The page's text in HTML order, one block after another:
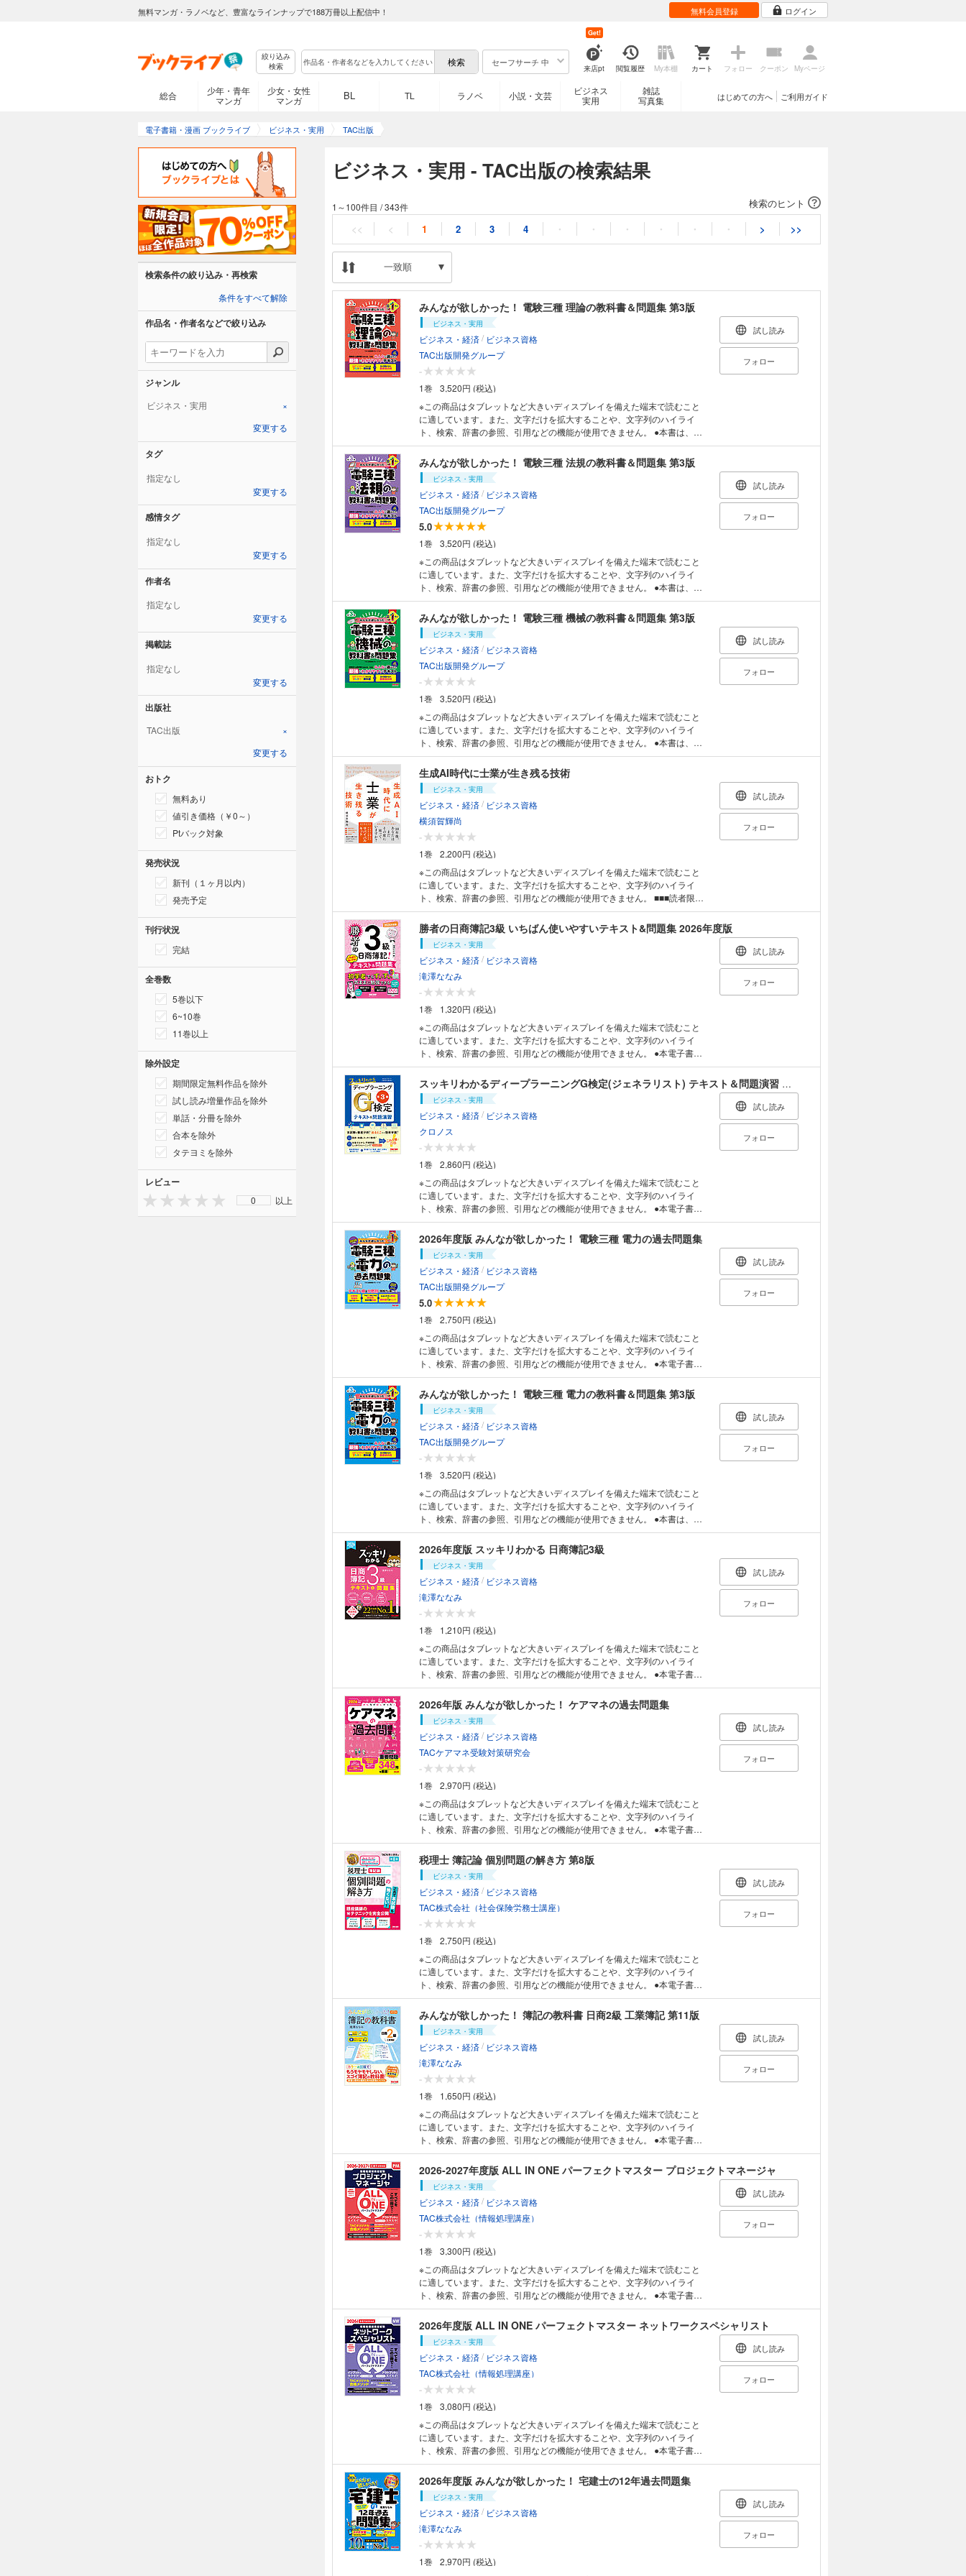
無料マンガ・ラノベなど、豊富なラインナップで188万冊以上配信中！ 無料会員登録 ログイン
絞り込み
検索
セーフサーチ 中
来店pt
Get!
閲覧履歴 My本棚 カート フォロー クーポン Myページ
総合
少年・青年
マンガ
少女・女性
マンガ
BL TL ラノベ 小説・文芸
ビジネス
実用
雑誌
写真集
ご利用ガイド
はじめての方へ
電子書籍・漫画 ブックライブ ビジネス・実用 TAC出版
ビジネス・実用 - TAC出版の検索結果
検索のヒント
1～100件目 /343件
<< < 1 2 3 4 ・ ・ ・ ・ ・ ・ > >>
一致順
みんなが欲しかった！ 電験三種 理論の教科書＆問題集 第3版
ビジネス・実用
ビジネス・経済/ ビジネス資格
TAC出版開発グループ
-
1巻
3,520円 (税込)
※この商品はタブレットなど大きいディスプレイを備えた端末で読むこと
に適しています。また、文字だけを拡大することや、文字列のハイライ
ト、検索、辞書の参照、引用などの機能が使用できません。 ●本書は、同
名の紙媒体の出版物（紙書籍版）を底本として作成しているため、内容
は、原則、紙書籍版印刷当時のものとなります。 ●ご購入前に必ず、当説
明文末尾の【電子書籍版ご購入に際しての注意事項】をご確認ください。
【これ一冊で電験三種の「理論」に合格！ 初学者・独学者のための、究極
にわかりやすい教科書＆問題集の改訂版！】 発刊以来、「こんなにわかり
やすい電験三種の書籍はなかった！」と好評の「みんなが欲しかった！電
験三種シリーズ」が改訂。 なぜ？どうやって？ といった初学者の疑問に
こたえるフルカラーのわかりやすい教科書＋教科書にリンクした奇問・難
問を排除した重要過去問題集で、これ一冊で、「理論」科目に合格でき
る！ 【本書の特徴】 ●論点をやさしい言葉でわかりやすく説明！ コンパク
トにまとまったわかりやすい記述で、初学者でもSectionを細かくわけて
いるので、スキマ時間にも学習しやすい！ ●カラーで見やすい図や板書
で、パッと見てわかる！ フルカラーで見やすい図版とこだわり抜いた板書
で、重要事項がパッと見てわかります。復習の際にも効果バツグン！ ●別
冊問題集とリンクすることで、効率的な実力養成ができる！ 教科書を学習
したあとに奇問・難問を排除し厳選した過去問題を解くことで効率的に力
が身につきます。また、教科書と問題集に分解でき、復習の際にも使いや
すい！ ◆文系出身者、初学者には『みんなが欲しかった！電験三種はじめ
の一歩』との併用がおススメです！ 【特に本書をおススメしたい方】 ●こ
しまった経験のある方 ●これまでの教科書を読んだけど、イマイチ全体像
が理解できなかった方 ●電気工事士から電験にステップアップしようと思
っている方 【第2版からの改訂点】 刊行後の本試験問題を傾向を踏まえ内
容を見直すとともに、問題集もアップデート。 とくに、CBT実施にともな
い頻出の問題を掲載するとともに、問題集の解説を充実させました。 【電
子書籍版ご購入に際しての注意事項】 ●特典がある場合の利用期限は、紙
書籍版の利用期限が適用されます。 ●構成および一部の表記について、紙
書籍版と異なる場合があります。 ●紙書籍版のような、「別冊があり、取
り外して別冊ごとに使用すること」はできません。 ●紙書籍版のような、
文章内を隠すシートの付属はありません。 ●紙書籍版とは色味が異なる可
能性があります。また、フルカラーページや網掛けページがある場合に
ず、電子書籍版のサンプルにて表示状態をご確認ください。
試し読み
フォロー
みんなが欲しかった！ 電験三種 法規の教科書＆問題集 第3版
ビジネス・実用
ビジネス・経済/ ビジネス資格
TAC出版開発グループ
5.0
1巻
3,520円 (税込)
※この商品はタブレットなど大きいディスプレイを備えた端末で読むこと
に適しています。また、文字だけを拡大することや、文字列のハイライ
ト、検索、辞書の参照、引用などの機能が使用できません。 ●本書は、同
名の紙媒体の出版物（紙書籍版）を底本として作成しているため、内容
は、原則、紙書籍版印刷当時のものとなります。 ●ご購入前に必ず、当説
明文末尾の【電子書籍版ご購入に際しての注意事項】をご確認ください。
【これ一冊で電験三種の「法規」に合格！ 初学者・独学者のための、究極
にわかりやすい教科書＆問題集の改訂版！】 発刊以来、「こんなにわかり
やすい電験三種の書籍はなかった！」と好評の「みんなが欲しかった！電
験三種シリーズ」が改訂。 なぜ？どうやって？といった初学者の疑問にこ
を排除した重要過去問題集で、これ一冊で、「法規」科目に合格できる！
【本書の特徴】 ●論点をやさしい言葉でわかりやすく説明！ コンパクトに
まとまったわかりやすい記述で、初学者でもSectionを細かくわけている
ので、スキマ時間にも学習しやすい！ ●カラーで見やすい図や板書で、パ
ッと見てわかる！ フルカラーで見やすい図版とこだわり抜いた板書で、重
要事項がパッと見てわかります。復習の際にも効果バツグン！ ●別冊問題
集とリンクすることで、効率的な実力養成ができる！ 教科書を学習したあ
とに奇問・難問を排除し厳選した過去問題を解くことで効率的に力が身に
つきます。また、教科書と問題集に分解でき、復習の際にも使いやすい！
◆文系出身者、初学者には『みんなが欲しかった！電験三種はじめの一
歩』との併用がおススメです！ 【特に本書をおススメしたい方】 ●これか
った経験のある方 ●これまでの教科書を読んだけど、イマイチ全体像が理
解できなかった方 ●電気工事士から電験にステップアップしようと思って
いる方 【第2版からの改訂点】 刊行後の法改正と本試験問題の傾向を踏ま
え内容を見直し、問題集もアップデート。 とくに、CBT実施にともない頻
出の問題を掲載するとともに、問題集の解説を充実させました。 【電子書
籍版ご購入に際しての注意事項】 ●特典がある場合の利用期限は、紙書籍
版の利用期限が適用されます。 ●構成および一部の表記について、紙書籍
版と異なる場合があります。 ●紙書籍版のような、「別冊があり、取り外
して別冊ごとに使用すること」はできません。 ●紙書籍版のような、文章
内を隠すシートの付属はありません。 ●紙書籍版とは色味が異なる可能性
があります。また、フルカラーページや網掛けページがある場合には、モ
書籍版のサンプルにて表示状態をご確認ください。
試し読み
フォロー
みんなが欲しかった！ 電験三種 機械の教科書＆問題集 第3版
ビジネス・実用
ビジネス・経済/ ビジネス資格
TAC出版開発グループ
-
1巻
3,520円 (税込)
※この商品はタブレットなど大きいディスプレイを備えた端末で読むこと
に適しています。また、文字だけを拡大することや、文字列のハイライ
ト、検索、辞書の参照、引用などの機能が使用できません。 ●本書は、同
名の紙媒体の出版物（紙書籍版）を底本として作成しているため、内容
は、原則、紙書籍版印刷当時のものとなります。 ●ご購入前に必ず、当説
明文末尾の【電子書籍版ご購入に際しての注意事項】をご確認ください。
【これ一冊で電験三種の「機械」に合格！ 初学者・独学者のための、究極
にわかりやすい教科書＆問題集の改訂版！】 発刊以来、「こんなにわかり
やすい電験三種の書籍はなかった！」と好評の「みんなが欲しかった！電
験三種シリーズ」が改訂。 なぜ？どうやって？といった初学者の疑問にこ
を排除した重要過去問題集で、これ一冊で、「機械」科目に合格できる！
【本書の特徴】 ●論点をやさしい言葉でわかりやすく説明！ コンパクトに
まとまったわかりやすい記述で、初学者でもSectionを細かくわけている
ので、スキマ時間にも学習しやすい！ ●カラーで見やすい図や板書で、パ
ッと見てわかる！ フルカラーで見やすい図版とこだわり抜いた板書で、重
要事項がパッと見てわかります。復習の際にも効果バツグン！ ●別冊問題
集とリンクすることで、効率的な実力養成ができる！ 教科書を学習したあ
とに奇問・難問を排除し厳選した過去問題を解くことで効率的に力が身に
つきます！ ◆文系出身者、初学者には『みんなが欲しかった！電験三種は
じめの一歩』との併用がおススメです！ 【特に本書をおススメしたい方】
●これから電験の勉強を始めようと思っている方 ●文系出身で、一度挫折
体像が理解できなかった方 ●電気工事士から電験にステップアップしよう
と思っている方 【第2版からの改訂点】 刊行後の本試験問題を傾向を踏ま
え内容を見直すとともに、問題集もアップデート。 とくに、CBT実施にと
もない頻出の問題を掲載するとともに、問題集の解説を充実させました。
【電子書籍版ご購入に際しての注意事項】 ●特典がある場合の利用期限
は、紙書籍版の利用期限が適用されます。 ●構成および一部の表記につい
て、紙書籍版と異なる場合があります。 ●紙書籍版のような、「別冊があ
り、取り外して別冊ごとに使用すること」はできません。 ●紙書籍版のよ
うな、文章内を隠すシートの付属はありません。 ●紙書籍版とは色味が異
なる可能性があります。また、フルカラーページや網掛けページがある場
合には、モノクロ端末では見づらくなる可能性があります。ご購入前に、
試し読み
フォロー
生成AI時代に士業が生き残る技術
ビジネス・実用
ビジネス・経済/ ビジネス資格
横須賀輝尚
-
1巻
2,200円 (税込)
※この商品はタブレットなど大きいディスプレイを備えた端末で読むこと
に適しています。また、文字だけを拡大することや、文字列のハイライ
ト、検索、辞書の参照、引用などの機能が使用できません。 ■■■読者限定
特典 サバイバルキット■■■ ☆①生成AI時代の士業サバイバル診断 ☆②士
業の業務サバイバル判定 ☆③課題発見解決アシスト ☆④壁打ちブレスト
参謀 ☆⑤知りたいに即答FAQ 「AIに仕事を奪われない士業になるには？」
「どうすれば収入を得続けられるのか？」 「生き残るためにどんな準備を
すればいいのか？」 オリジナルのカスタムAIで 疑問や悩みを整理！ 1冊で
士業の未来の“最適解”が見えてくる！ 10年後、あなたはまだその席に座っ
ていますか？ 選ばれる側になるための「セオリー」と「スキル」 資格は
まう 士業の仕事はある日突然なくなるのではありません。 気がつけば、
静かにAIに奪われてしまうのです。 顧問先とのやり取り、書類作成、調査
業務……、 あなたがこなす仕事の多くは、すでに生成AIで代替できるよう
になりました。 そんななかで、誰でもできる付加価値のない仕事を続けて
いれば、この先消えていくだけです。 問題はその状況でも「まだ大丈夫」
と思っていることです。 では、生き残る士業は何が違うのでしょうか？
いまや「生成AIを使える」のはレベル０、「士業×生成AIの専門家」でレ
ベル１、これからは「士業×生成AIの専門家×α（お客様の幸福最大化）」
が、生き残るための最低ラインです。 そのうえで、いま問うべきは「あな
たは何者で」「何をやりたいのか」 士業専門の経営コンサルタント、起業
家、特定行政書士として生成AI研究に振り切ってきた横須賀輝尚さんが、
では、士業としての思考・戦略・生き方のセオリーを問い、後半ではいま
すぐ使えて、手を動かせるスキルを落とし込みました。 セオリーとスキル
の両輪で、士業の仕事を再構築します。 【本書で明らかになること】 ・
生成AI時代に選ばれる士業の思考と戦略 ・資格に頼らず、新しい商品をつ
くる方法 ・問いを立て、それを疑う高い視座の育み方 ・勝てるビジネス
モデルの概要 ・信頼、熱量で差をつける人間力、人間関係をどうつくる
か？ ・業務効率化、今日の商談で使えるプロンプト ・情報発信最大化、
明日の提案を変える発信術 ・アイデア創出、お客様の心が動く一手 ・超
速術、生成AIと協働する仕事の「型」 【目次】 第1章 生成AIで士業は本当
になくなるのか？ 第2章 士業・コンサルタントに起きている非情な現実と
対策 第3章 士業が消えない技術の本質 第4章 これからの士業サバイバルガ
イド 第5章 かしこい士業の生成AI活用セオリー＆スキル 第6章 生成AI時代
の生き方術―僕たち士業はどう生きるか？ 第7章 生き残るための生成AI、
AIエージェント仕事術 【電子書籍版ご購入に際しての注意事項】 ●本電子
書籍は、固定レイアウト型（フィックス型）で作成されております。その
ため、文字検索、辞書引き、ノート（メモ）、ハイライト（マーカー）等
の機能が利用できません。 ●本書は、同名の紙媒体の出版物（紙書籍版）
を底本として作成しているため、内容は、原則、紙書籍版印刷当時のもの
となります。 ●特典がある場合の利用期限は、紙書籍版の利用期限が適用
されます。 ●構成および一部の表記について、紙書籍版と異なる場合があ
ります。 ●紙書籍版とは色味が異なる可能性があります。また、フルカラ
ーページや網掛けページがある場合には、モノクロ端末では見づらくなる
可能性があります。ご購入前に、必ず、電子書籍版のサンプルにて表示状
試し読み
フォロー
勝者の日商簿記3級 いちばん使いやすいテキスト&問題集 2026年度版
ビジネス・実用
ビジネス・経済/ ビジネス資格
滝澤ななみ
-
1巻
1,320円 (税込)
※この商品はタブレットなど大きいディスプレイを備えた端末で読むこと
に適しています。また、文字だけを拡大することや、文字列のハイライ
ト、検索、辞書の参照、引用などの機能が使用できません。 ●本電子書籍
は、固定レイアウト型（フィックス型）で作成されております。そのた
め、文字検索、辞書引き、ノート（メモ）、ハイライト（マーカー）等の
機能が利用できません。 ●本書は、同名の紙媒体の出版物（紙書籍版）を
底本として作成しているため、内容は、原則、紙書籍版印刷当時のものと
なります。 ●ご購入前に必ず、当説明文末尾の【電子書籍版ご購入に際し
ての注意事項】をご確認ください。 問題集もPC学習に対応！ネット試験
対策をさらに強化した必携の一冊！ 本書は、「初学者でもすいすい気まま
らに仕訳アプリを利用してはじめて学ぶ方が途中で挫折することなく、最
後まで学習できるよう工夫が満載です。 さらに、問題集、模擬試験もパソ
コンで学習できるため、ネット試験対策にも最適です。 【本書の特長】
【特長1】フルカラーで読みやすいテキスト＋ネット試験対応問題集一体
型 テキスト部分はフルカラーで学びやすく、学んだ内容は問題を解いてす
ぐ確認できます。 しかも、問題集はネット試験対応で、PCを利用して問
題演習ができます。簿記の勉強は反復継続が大切ですが、 この本１冊で合
格レベルの知識が確実にマスターできます。 【特長2】様々な取引や処理
をイメージ化 文章だけでは理解できない会社の取引も、イラストでイメー
ジ化することで直感的に理解できます。 取引をイメージ化することで、学
んだ内容が記憶される手助けとなり、飽きることなく最後まで学習できま
す。 【特長3】勘定科目キャラで楽々暗記 はじめて簿記を学ぶ方にとっ
て、機械的な暗記が必要な「勘定科目」。そんな勘定科目の特性を キャラ
クター化しました。 【特長4】全17テーマを７ステージで攻略。攻略する
達成感が味わえる作り 学習が楽しくなる秘訣は「達成感」。単にテキスト
を読み進めても楽しくありません。 本書は全17テーマを７ステージに分
けて、学習が進むことで達成感を味わえるようなテキストになっていま
す。 【特長5】まとめの有効活用で効率的な復習 そのテーマで学んだ内容
（主に仕訳）を見開きページにまとめています。 色使いも鮮やかに、必要
な箇所が自然に目に入ってくるようになっているので、スキマ時間に見返
すことで体系的な理解の手助けをします。 【特長6】本試験と同じレベ
ル、同じ形式の模擬試験を収載 本試験と同じ形式の総合問題を収載してい
ます。本番を意識して問題に挑戦すれば、あなたの実力が判明することで
３回実施される会場で行うペーパー試験（統一試験）だけではなく、パソ
コンで受験するネット試験対策にも 付属している模擬試験プログラム付き
でバッチリ対応しています。 さらに、問題集もパソコンで解けるので、パ
ソコン入力に自信がない方の練習教材としても最適です。 【特長8】仕訳
アプリでスキマ時間に学習しましょう 「仕訳で始まり、仕訳で終わる」と
言われるほど、簿記にとって仕訳は大切なものです。 本試験でも仕訳さえ
できれば合格点が取れるほど重要な位置づけです。 その仕訳をスキマ時間
で確認できるようにWebアプリ化しました。 【電子書籍版ご購入に際して
の注意事項】 ●特典がある場合の利用期限は、紙書籍版の利用期限が適用
されます。 ●構成および一部の表記について、紙書籍版と異なる場合があ
ります。 ●紙書籍版のような、「別冊があり、取り外して別冊ごとに使用
す。また、フルカラーページや網掛けページがある場合には、モノクロ端
末では見づらくなる可能性があります。ご購入前に、必ず、電子書籍版の
サンプルにて表示状態をご確認ください。
試し読み
フォロー
スッキリわかるディープラーニングG検定(ジェネラリスト) テキスト＆問題演習 第3版
ビジネス・実用
ビジネス・経済/ ビジネス資格
クロノス
-
1巻
2,860円 (税込)
※この商品はタブレットなど大きいディスプレイを備えた端末で読むこと
に適しています。また、文字だけを拡大することや、文字列のハイライ
ト、検索、辞書の参照、引用などの機能が使用できません。 ●本電子書籍
は、固定レイアウト型（フィックス型）で作成されております。そのた
め、文字検索、辞書引き、ノート（メモ）、ハイライト（マーカー）等の
機能が利用できません。 ●本書は、同名の紙媒体の出版物（紙書籍版）を
底本として作成しているため、内容は、原則、紙書籍版印刷当時のものと
なります。 ●ご購入前に必ず、当説明文末尾の【電子書籍版ご購入に際し
ての注意事項】をご確認ください。 「ディープラーニングG検定」の新シ
ラバス「シラバス2024」に準拠した改訂第3版。 合格のために、試験に出
る知識を効率よく習得し、出題実績の高いテーマの問題演習もできるオー
ルインワンのテキスト&問題集です。 出題傾向分析にもとづき、知識と問
題を大幅に刷新した最新版です。 ディープラーニング「G検定」は、専門
家ではない一般のビジネスパーソンや学生を対象としており、回を重ねる
ほどに受験者が著しく増加している注目の検定試験です。 本書は、過去に
実施された本試験を徹底的に分析し、「出るところだけ」をわかりやすい
テキストとしてまとめました。また、アウトプット演習として、過去問分
析にもとづく予想問題を作成。 本試験1回分を超える数の問題を解説付き
で収録しています。1冊でインプット&アウトプット学習を効率よくできる
おすすめの対策本です。 【本書の特長】 ■ディープラーニングG検定の最
新シラバスに基づいた章構成で体系的に、また、「出るところだけ」を効
率的に学習できます! ■各章(節)の導入部に、分野・テーマごとに最重要な
の章(節)の知識のまとめを付けました。 ■テキスト部分は、説明を「出る
ところだけ」に絞りました。また、図表を豊富に掲載し、知識をわかりや
すく習得できます。 ■問題演習は、出題実績の高いテーマを厳選。また、
本試験を超える問題数を収録し、この一冊だけで十分なアウトプット学習
ができるようにしました。 【主な改訂内容】 ・「シラバス2024」準拠と
し、新シラバス適用後の出題傾向も書籍に反映させました。 ・各章(節)に
新たに「まとめ」を設け、出題のポイントを更に際立たせました。 ・新た
に第12章として「数理・統計」を詳説しました。 【電子書籍版ご購入に
際しての注意事項】 ●特典がある場合の利用期限は、紙書籍版の利用期限
が適用されます。 ●構成および一部の表記について、紙書籍版と異なる場
合があります。 ●紙書籍版とは色味が異なる可能性があります。また、フ
くなる可能性があります。ご購入前に、必ず、電子書籍版のサンプルにて
表示状態をご確認ください。
試し読み
フォロー
2026年度版 みんなが欲しかった！ 電験三種 電力の過去問題集
ビジネス・実用
ビジネス・経済/ ビジネス資格
TAC出版開発グループ
5.0
1巻
2,750円 (税込)
※この商品はタブレットなど大きいディスプレイを備えた端末で読むこと
に適しています。また、文字だけを拡大することや、文字列のハイライ
ト、検索、辞書の参照、引用などの機能が使用できません。 ●本電子書籍
は、固定レイアウト型（フィックス型）で作成されております。そのた
め、文字検索、辞書引き、ノート（メモ）、ハイライト（マーカー）等の
機能が利用できません。 ●本書は、同名の紙媒体の出版物（紙書籍版）を
底本として作成しているため、内容は、原則、紙書籍版印刷当時のものと
なります。 ●ご購入前に必ず、当説明文末尾の【電子書籍版ご購入に際し
ての注意事項】をご確認ください。 【テキストを読んでも試験問題が解け
ない人、苦手科目がある人にピッタリの1冊！】 刊行以来「こんなにわか
電験三種シリーズ」から科目別過去問題集が登場！ 好評の『教科書＆問題
集』を学習し、『10年過去問題集』で演習を行う前の学習に最適。 テキ
ストに沿った論点別＆見開きで掲載された過去問で実践力が身につきま
す。 特に、苦手科目がある人や、科目合格者がさまざまなパターンの過去
問の演習に取り組むことに よって弱点克服ができる一冊です。 電験三種
が年2回試験が実施されるようになり、過去に出題された問題と類似した
問題の出題が 増えています。そのため、これまで以上に過去問の学習が重
要になっています。 ぜひ、本書で合格できる実力を身につけてください！
【本書の特徴】 ●問題と解答解説を見開きで掲載して、すぐに確認でき
る！ ●年度版だから出題傾向もバッチリ！ ●くわしい解説で、問題の解き
方がわかる！ 【特に本書をおススメしたい方】 ●初学者で試験問題を解く
う方 ●文系出身で、一度挫折してしまった経験のある方 ●科目合格者で特
定の科目に苦手意識がある方 【電子書籍版ご購入に際しての注意事項】 ●
特典がある場合の利用期限は、紙書籍版の利用期限が適用されます。 ●構
成および一部の表記について、紙書籍版と異なる場合があります。 ●紙書
籍版のような、文章内を隠すシートの付属はありません。 ●紙書籍版とは
色味が異なる可能性があります。また、フルカラーページや網掛けページ
がある場合には、モノクロ端末では見づらくなる可能性があります。ご購
入前に、必ず、電子書籍版のサンプルにて表示状態をご確認ください。
試し読み
フォロー
みんなが欲しかった！ 電験三種 電力の教科書＆問題集 第3版
ビジネス・実用
ビジネス・経済/ ビジネス資格
TAC出版開発グループ
-
1巻
3,520円 (税込)
※この商品はタブレットなど大きいディスプレイを備えた端末で読むこと
に適しています。また、文字だけを拡大することや、文字列のハイライ
ト、検索、辞書の参照、引用などの機能が使用できません。 ●本書は、同
名の紙媒体の出版物（紙書籍版）を底本として作成しているため、内容
は、原則、紙書籍版印刷当時のものとなります。 ●ご購入前に必ず、当説
明文末尾の【電子書籍版ご購入に際しての注意事項】をご確認ください。
【これ一冊で電験三種の「電力」に合格！ 初学者・独学者のための、究極
にわかりやすい教科書＆問題集の改訂版！】 発刊以来、「こんなにわかり
やすい電験三種の書籍はなかった！」と好評の「みんなが欲しかった！電
験三種シリーズ」が改訂。 なぜ？どうやって？といった初学者の疑問にこ
を排除した重要過去問題集で、これ一冊で、「電力」科目に合格できる！
【本書の特徴】 ●論点をやさしい言葉でわかりやすく説明！ コンパクトに
まとまったわかりやすい記述で、初学者でもSectionを細かくわけている
ので、スキマ時間にも学習しやすい！ ●カラーで見やすい図や板書で、パ
ッと見てわかる！ フルカラーで見やすい図版とこだわり抜いた板書で、重
要事項がパッと見てわかります。復習の際にも効果バツグン！ ●別冊問題
集とリンクすることで、効率的な実力養成ができる！ 教科書を学習したあ
とに奇問・難問を排除し厳選した過去問題を解くことで効率的に力が身に
つきます。 ◆文系出身者、初学者には『みんなが欲しかった！電験三種は
じめの一歩』との併用がおススメです！ 【特に本書をおススメしたい方】
●これから電験の勉強を始めようと思っている方 ●文系出身で、一度挫折
体像が理解できなかった方 ●電気工事士から電験にステップアップしよう
と思っている方 【第2版からの改訂点】 刊行後の本試験問題を傾向を踏ま
え内容を見直すとともに、問題集もアップデート。 とくに、CBT実施にと
もない頻出の問題を掲載するとともに、問題集の解説を充実させました。
【電子書籍版ご購入に際しての注意事項】 ●特典がある場合の利用期限
は、紙書籍版の利用期限が適用されます。 ●構成および一部の表記につい
て、紙書籍版と異なる場合があります。 ●紙書籍版のような、「別冊があ
り、取り外して別冊ごとに使用すること」はできません。 ●紙書籍版のよ
うな、文章内を隠すシートの付属はありません。 ●紙書籍版とは色味が異
なる可能性があります。また、フルカラーページや網掛けページがある場
合には、モノクロ端末では見づらくなる可能性があります。ご購入前に、
試し読み
フォロー
2026年度版 スッキリわかる 日商簿記3級
ビジネス・実用
ビジネス・経済/ ビジネス資格
滝澤ななみ
-
1巻
1,210円 (税込)
※この商品はタブレットなど大きいディスプレイを備えた端末で読むこと
に適しています。また、文字だけを拡大することや、文字列のハイライ
ト、検索、辞書の参照、引用などの機能が使用できません。 ●本電子書籍
は、固定レイアウト型（フィックス型）で作成されております。そのた
め、文字検索、辞書引き、ノート（メモ）、ハイライト（マーカー）等の
機能が利用できません。 ●本書は、同名の紙媒体の出版物（紙書籍版）を
底本として作成しているため、内容は、原則、紙書籍版印刷当時のものと
なります。 ●ご購入前に必ず、当説明文末尾の【電子書籍版ご購入に際し
ての注意事項】をご確認ください。 書店＆Amazonの売上ダブルNo.1！！
スッキリわかる日商簿記シリーズがフルカラーになってパワーアップ！！
トーリーがあるからイメージしやすい「テキスト＆問題集」です！ これな
ら日商簿記3級が「スッキリ」わかります！ わかりやすさ・読みやすさに
徹底的にこだわった、大人気シリーズ 「スッキリわかる日商簿記」の3級
対策です。 かわいいネコキャラ「ゴエモン」が簿記の世界をわかりやすく
案内してくれます。 人生を変えるかもしれないこの1冊です！ 【特長１】
簡潔でわかりやすい説明＆イラスト・図表が豊富でサクサク読める！ やさ
しい、一般的な言葉を使って、わかりやすく簡潔に説明しています。 また
ストーリーがあるのでイメージしやすく、読み物のようにスラスラ読みな
がら、全体像が把握できます！ 【特長２】テキスト＋問題集一体型 テキ
スト編を読んだ後は、すぐに問題にチャレンジ！ 「覚えたらすぐ解く」
ことで、実力アップにつながりやすくなります。 【特長３】模擬試験「チ
付属（1回分）。 書籍から取り外して、本番そっくりのサイズで試験を解
くことができます。 解き方講義動画も付属しているので、つまづきやすい
問題の解説や本試験を解くコツも動画で確認できます！ 【特長４】特典も
盛りだくさん！ 本書読者特典は以下の通り。特典もフル活用して合格を勝
ち取りましょう！ ◆模擬試験プログラム：ネット試験１回分がWebアプリ
で体験できます！ ◆仕訳Webアプリ「受かる！仕訳猛特訓」：スマホなど
で簡単に仕訳問題の演習ができます。 ◆フォロー動画：「日商簿記３級ス
タートアップ動画」「合格するための勉強法紹介」「ワンポイントWeb解
説」 「模擬試験の解き方講義動画」など、勉強のはじめから合格まで動画
でもサポートしています！ テキスト編の最後には、「勘定記入の解き方・
考え方」「勘定科目一覧表」をご用意。つまずきやすいポイントも、これ
験傾向に合わせ、下記論点につき加筆修正 ・勘定記入問題 ・チェックテ
スト（第1問） 【電子書籍版ご購入に際しての注意事項】 ●特典がある場
合の利用期限は、紙書籍版の利用期限が適用されます。 ●構成および一部
の表記について、紙書籍版と異なる場合があります。 ●紙書籍版のよう
な、「別冊があり、取り外して別冊ごとに使用すること」および「別冊の
綴じ針を外し、広げて使用すること」はできません。 ●紙書籍版とは色味
が異なる可能性があります。また、フルカラーページや網掛けページがあ
る場合には、モノクロ端末では見づらくなる可能性があります。ご購入前
に、必ず、電子書籍版のサンプルにて表示状態をご確認ください。
試し読み
フォロー
2026年版 みんなが欲しかった！ ケアマネの過去問題集
ビジネス・実用
ビジネス・経済/ ビジネス資格
TACケアマネ受験対策研究会
-
1巻
2,970円 (税込)
※この商品はタブレットなど大きいディスプレイを備えた端末で読むこと
に適しています。また、文字だけを拡大することや、文字列のハイライ
ト、検索、辞書の参照、引用などの機能が使用できません。 ●本電子書籍
は、固定レイアウト型（フィックス型）で作成されております。そのた
め、文字検索、辞書引き、ノート（メモ）、ハイライト（マーカー）等の
機能が利用できません。 ●本書は、同名の紙媒体の出版物（紙書籍版）を
底本として作成しているため、内容は、原則、紙書籍版印刷当時のものと
なります。 ●ご購入前に必ず、当説明文末尾の【電子書籍版ご購入に際し
ての注意事項】をご確認ください。 ケアマネ受験生必携の一冊！ ・介護
保険法改正にしっかり対応！過去問をそのまま解いても、内容が古いもの
を反映し、改題した問題を掲載しています。 ・過去問を項目順に掲載！
各年の問題を順番に解いていっても、内容の理解は深まりません。 本書
は、姉妹書『みんなが欲しかった！ ケアマネの教科書』の構成に完全準
拠した掲載順で、 出題項目の把握と理解に役立ちます。 ・インプットも
できる問題集！ 重要項目や頻出事項等を「ポイントチェック」として随
所に配置。 理解力を深められる問題集です。 【電子書籍版ご購入に際し
ての注意事項】 ●特典がある場合の利用期限は、紙書籍版の利用期限が適
用されます。 ●構成および一部の表記について、紙書籍版と異なる場合が
あります。 ●紙書籍版のような、赤シートにて、文章内の特定の文字を隠
す機能はありません。また、赤シートの付属はありません。 ●紙書籍版と
は色味が異なる可能性があります。また、フルカラーページや網掛けペー
購入前に、必ず、電子書籍版のサンプルにて表示状態をご確認ください。
試し読み
フォロー
税理士 簿記論 個別問題の解き方 第8版
ビジネス・実用
ビジネス・経済/ ビジネス資格
TAC株式会社（社会保険労務士講座）
-
1巻
2,750円 (税込)
※この商品はタブレットなど大きいディスプレイを備えた端末で読むこと
に適しています。また、文字だけを拡大することや、文字列のハイライ
ト、検索、辞書の参照、引用などの機能が使用できません。 ●本電子書籍
は、固定レイアウト型（フィックス型）で作成されております。そのた
め、文字検索、辞書引き、ノート（メモ）、ハイライト（マーカー）等の
機能が利用できません。 ●本書は、同名の紙媒体の出版物（紙書籍版）を
底本として作成しているため、内容は、原則、紙書籍版印刷当時のものと
なります。 ●ご購入前に必ず、当説明文末尾の【電子書籍版ご購入に際し
ての注意事項】をご確認ください。 税理士試験簿記論の現役講師が、どの
ように個別問題を解いているのかを、 思考過程、解答手順までも詳細に解
記論の個別問題の解き方がマスターできます。 税理士試験に出題される可
能性のある論点について、 それぞれの論点の問題について具体的な解答方
法が学べるようになっています。 現役講師は、問題文のどの箇所に注意
し、どのような書込みを行っているのか。 そして、どのような思考過程・
解答手順で解答しているのかを、具体的、かつ、詳細に解説しています。
「税理士 簿記論 総合問題の解き方」と併用していただくことで、 税理
士簿記論の試験対策は万全です。 【改訂内容】 ＊最新の企業会計基準等
の改正に対応 ＊問題90～97に新規問題を追加 ＊試験傾向等にあわせた内
容（解説等）の一部修正 【電子書籍版ご購入に際しての注意事項】 ●特典
がある場合の利用期限は、紙書籍版の利用期限が適用されます。 ●構成お
よび一部の表記について、紙書籍版と異なる場合があります。 ●紙書籍版
せん。 ●紙書籍版とは色味が異なる可能性があります。また、フルカラー
ページや網掛けページがある場合には、モノクロ端末では見づらくなる可
能性があります。ご購入前に、必ず、電子書籍版のサンプルにて表示状態
をご確認ください。
試し読み
フォロー
みんなが欲しかった！ 簿記の教科書 日商2級 工業簿記 第11版
ビジネス・実用
ビジネス・経済/ ビジネス資格
滝澤ななみ
-
1巻
1,650円 (税込)
※この商品はタブレットなど大きいディスプレイを備えた端末で読むこと
に適しています。また、文字だけを拡大することや、文字列のハイライ
ト、検索、辞書の参照、引用などの機能が使用できません。 ●本電子書籍
は、固定レイアウト型（フィックス型）で作成されております。そのた
め、文字検索、辞書引き、ノート（メモ）、ハイライト（マーカー）等の
機能が利用できません。 ●本書は、同名の紙媒体の出版物（紙書籍版）を
底本として作成しているため、内容は、原則、紙書籍版印刷当時のものと
なります。 ●ご購入前に必ず、当説明文末尾の【電子書籍版ご購入に際し
ての注意事項】をご確認ください。 もうモヤモヤしない！簿記のTACが贈
る、日商簿記2級（工業簿記）試験対策用のシリーズが、4色フルカラーで
に対応して改訂しております。 本書の特長は５つ！ ・「なぜ？」「どう
して？」を解消できる、わかりやすい説明！ ・カラーの図解で、覚えるべ
きポイントが一目瞭然！ ・モヤモヤしがちなポイントは、実例をあげて解
説しているので、イメージしながら理解できる！ ・基本問題も満載で、知
識の定着もばっちりＯＫ！ ・覚えなくては始まらない、復習に便利な仕訳
集も別冊形式で収載！ 今までありそうで、実はなかった、パワーアップし
た簿記のシリーズをぜひともご堪能ください。 また読者特典として、以下
の2つのコンテンツをご用意いたしました。 ①模擬試験プログラム ネット
試験を受験される方に、ネット試験を体験できるように、1回分のプログ
ラムを用意しています。 ②受かる！仕訳猛特訓 新試験形式になり、本試
験における仕訳の重要度が高まっており、スキマ時間を使って、仕訳を効
向に合わせ、下記論点につき加筆修正 ・製造間接費配賦差異の分析（個別
原価計算） 【電子書籍版ご購入に際しての注意事項】 ●特典がある場合の
利用期限は、紙書籍版の利用期限が適用されます。 ●構成および一部の表
記について、紙書籍版と異なる場合があります。 ●紙書籍版のような、
「別冊があり、取り外して別冊ごとに使用すること」および「別冊の綴じ
針を外し、広げて使用すること」はできません。 ●紙書籍版とは色味が異
なる可能性があります。また、フルカラーページや網掛けページがある場
合には、モノクロ端末では見づらくなる可能性があります。ご購入前に、
必ず、電子書籍版のサンプルにて表示状態をご確認ください。
試し読み
フォロー
2026-2027年度版 ALL IN ONE パーフェクトマスター プロジェクトマネージャ
ビジネス・実用
ビジネス・経済/ ビジネス資格
TAC株式会社（情報処理講座）
-
1巻
3,300円 (税込)
※この商品はタブレットなど大きいディスプレイを備えた端末で読むこと
に適しています。また、文字だけを拡大することや、文字列のハイライ
ト、検索、辞書の参照、引用などの機能が使用できません。 ●本電子書籍
は、固定レイアウト型（フィックス型）で作成されております。そのた
め、文字検索、辞書引き、ノート（メモ）、ハイライト（マーカー）等の
機能が利用できません。 ●本書は、同名の紙媒体の出版物（紙書籍版）を
底本として作成しているため、内容は、原則、紙書籍版印刷当時のものと
なります。 ●ご購入前に必ず、当説明文末尾の【電子書籍版ご購入に際し
ての注意事項】をご確認ください。 2026年度から実施予定のCBT方式の
試験に対応！ 本書は、プロジェクトマネージャ試験で実施される「科目
Ⅱ）試験」の3つの試験すべての対策ができるオールインワンのテキスト
＆問題集です。 特に、「長文問題の読み取り方（科目B-1対策）」と「情
報処理試験特有の論述法（科目B-2対策）」という汎用性のある解法に特
色を持たせた自信の一冊です。 プロジェクトマネージャ試験に合格するた
めには、 ①科目A-2試験―キーワードについての四肢択一式問題 ②科目B-
1試験―長大な問題文と図表を読み解き、設問の要求に沿った解答を記述
する記述式問題 ③科目B-2試験―問題文の例示も参考にして、設問の要求
に沿った論文を作成する論述式問題 の3つ（※）の異なる試験を突破しな
ければなりません。 本書では、 ①科目A-2対策―出題頻度の高いキーワー
ド、キーフレーズについて、意味内容を効率よく習得できるよう解説＋再
出題実績の高い過去問演習 ②科目B-1対策―いかなる問題が出ても通用す
は、Hop→Step→Jumpの3段階を踏みながら、短時間で設問が求める“正
試し読み
フォロー
2026年度版 ALL IN ONE パーフェクトマスター ネットワークスペシャリスト
ビジネス・実用
ビジネス・経済/ ビジネス資格
TAC株式会社（情報処理講座）
-
1巻
3,080円 (税込)
※この商品はタブレットなど大きいディスプレイを備えた端末で読むこと
に適しています。また、文字だけを拡大することや、文字列のハイライ
ト、検索、辞書の参照、引用などの機能が使用できません。 ●本電子書籍
は、固定レイアウト型（フィックス型）で作成されております。そのた
め、文字検索、辞書引き、ノート（メモ）、ハイライト（マーカー）等の
機能が利用できません。 ●本書は、同名の紙媒体の出版物（紙書籍版）を
底本として作成しているため、内容は、原則、紙書籍版印刷当時のものと
なります。 ●ご購入前に必ず、当説明文末尾の【電子書籍版ご購入に際し
ての注意事項】をご確認ください。 本書は、ネットワークスペシャリスト
試験で実施される「午前Ⅱ試験」「午後Ⅰ試験」「午後Ⅱ試験」の 3つの
です。 ネットワークスペシャリスト試験に合格するためには、 ①午前Ⅱ
試し読み
フォロー
2026年度版 みんなが欲しかった！ 宅建士の12年過去問題集
ビジネス・実用
ビジネス・経済/ ビジネス資格
滝澤ななみ
-
1巻
2,970円 (税込)
試し読み
フォロー
検索条件の絞り込み・再検索
条件をすべて解除
作品名・作者名などで絞り込み
ジャンル
ビジネス・実用 ×
変更する
タグ
指定なし
変更する
感情タグ
指定なし
変更する
作者名
指定なし
変更する
掲載誌
指定なし
変更する
出版社
TAC出版 ×
変更する
おトク
無料あり
値引き価格（￥0～）
Ptバック対象
発売状況
新刊（１ヶ月以内）
発売予定
刊行状況
完結
全巻数
5巻以下
6~10巻
11巻以上
除外設定
期間限定無料作品を除外
試し読み増量作品を除外
単話・分冊を除外
合本を除外
タテヨミを除外
レビュー
0 以上